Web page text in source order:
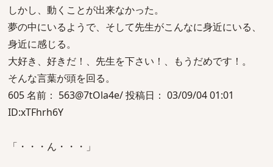
しかし、動くことが出来なかった。
夢の中にいるようで、そして先生がこんなに身近にいる、
身近に感じる。
大好き、好きだ！、先生を下さい！、もうだめです！。
そんな言葉が頭を回る。
605 名前： 563@7tOla4e/ 投稿日： 03/09/04 01:01
ID:xTFhrh6Y
「・・・ん・・・」